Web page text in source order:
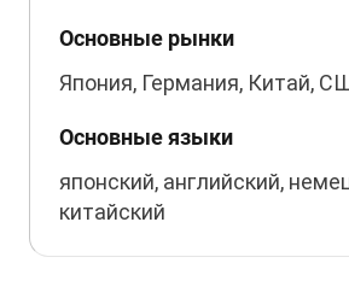
Основные рынки
Япония, Германия, Китай,
Основные языки
японский, английский,
китайский